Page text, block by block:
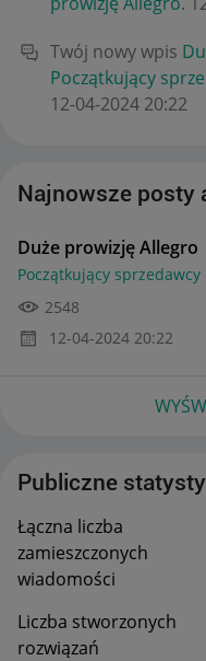
Twój nowy wpis
Początkujący
‎12-04-2024 20:22
Najnowsze posty
Duże prowizję Allegro
Początkujący sprzedawcy
2548
‎12-04-2024 20:22
Publiczne
Łączna liczba
zamieszczonych
wiadomości
Liczba stworzonych
rozwiązań